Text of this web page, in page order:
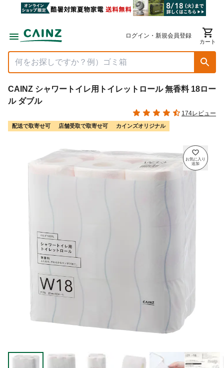
ログイン・新規会員登録
カート
CAINZ シャワートイレ用トイレットロール 無香料 18ロー
ル ダブル
174レビュー
配送で取寄せ可 店舗受取で取寄せ可 カインズオリジナル